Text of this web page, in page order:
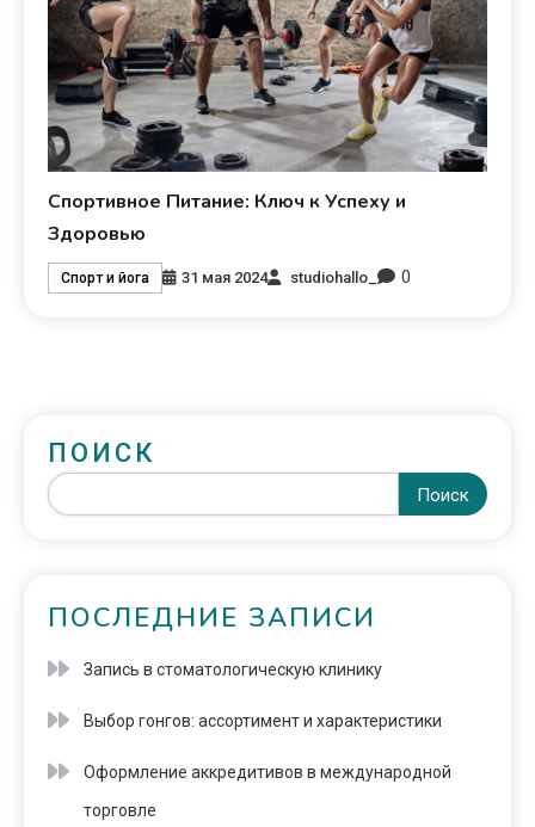
Спортивное Питание: Ключ к Успеху и
Здоровью
Спорт и йога 31 мая 2024 studiohallo_ 0
ПОИСК
Поиск
ПОСЛЕДНИЕ ЗАПИСИ
Запись в стоматологическую клинику
Выбор гонгов: ассортимент и характеристики
Оформление аккредитивов в международной
торговле